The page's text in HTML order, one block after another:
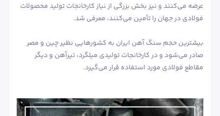
عرضه می‌کنند و نیز بخش بزرگی از نیاز کارخانجات تولید محصولات
فولادی در جهان را تأمین می‌کنند، معرفی شد.
بیشترین حجم سنگ آهن ایران به کشورهایی نظیر چین و مصر
صادر می‌شود و در کارخانجات تولیدی میلگرد، تیرآهن و دیگر
مقاطع فولادی مورد استفاده قرار می‌گیرد.